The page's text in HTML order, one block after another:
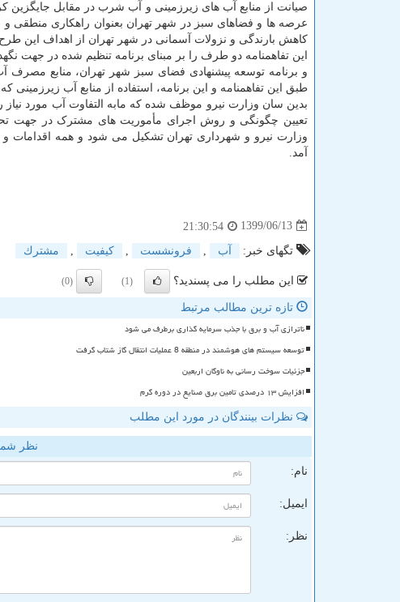
صیانت از منابع آب های زیرزمینی و آب شرب در مقابل
عرصه ها و فضاهای سبز در شهر تهران بعنوان راهکاری منطقی و
کاهش بارندگی و نزولات آسمانی در شهر تهران از اهداف این
طبق این تفاهمنامه و این برنامه، استفاده از منابع آب
بدین سان وزارت نیرو موظف شده که مابه التفاوت آب مورد نیاز
تعیین چگونگی و روش اجرای مأموریت های مشترک در جهت
وزارت نیرو و شهرداری تهران تشکیل می شود و همه اقدامات
آمد.
1399/06/13
21:30:54
تگهای خبر: آب فرونشست كیفیت مشترك
این مطلب را می پسندید؟ (1)
(0)
تازه ترین مطالب مرتبط
ناترازی آب و برق با جذب سرمایه گذاری برطرف می شود
توسعه سیستم های هوشمند در منطقه 8 عملیات انتقال گاز شتاب گرفت
جزئیات سوخت رسانی به ناوگان اربعین
افزایش ۱۳ درصدی تامین برق صنایع در دوره گرم
نظرات بینندگان در مورد این مطلب
نظر
نام:
ایمیل:
نظر: